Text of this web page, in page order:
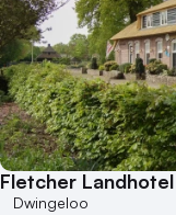
Kleine / intieme
Locaties aan zee
Museum
Theater
Varende locatie
Fletcher
Dwingeloo